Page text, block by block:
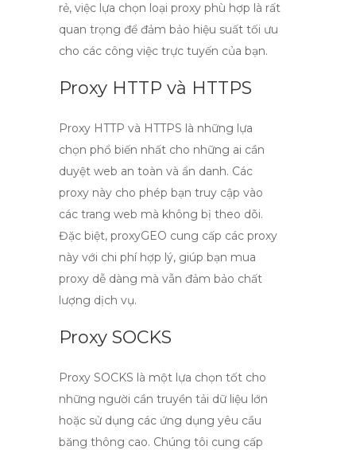
rẻ, việc lựa chọn loại proxy phù hợp là rất
quan trọng để đảm bảo hiệu suất tối ưu
cho các công việc trực tuyến của bạn.
Proxy HTTP và HTTPS
Proxy HTTP và HTTPS là những lựa
chọn phổ biến nhất cho những ai cần
duyệt web an toàn và ẩn danh. Các
proxy này cho phép bạn truy cập vào
các trang web mà không bị theo dõi.
Đặc biệt, proxyGEO cung cấp các proxy
này với chi phí hợp lý, giúp bạn mua
proxy dễ dàng mà vẫn đảm bảo chất
lượng dịch vụ.
Proxy SOCKS
Proxy SOCKS là một lựa chọn tốt cho
những người cần truyền tải dữ liệu lớn
hoặc sử dụng các ứng dụng yêu cầu
băng thông cao. Chúng tôi cung cấp